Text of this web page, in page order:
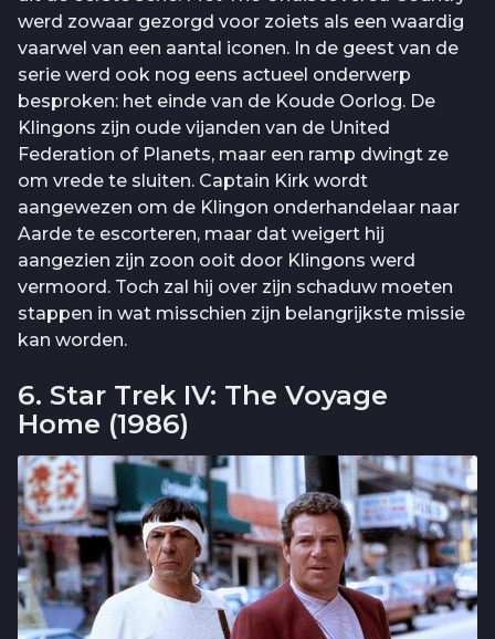
werd zowaar gezorgd voor zoiets als een waardig
vaarwel van een aantal iconen. In de geest van de
serie werd ook nog eens actueel onderwerp
besproken: het einde van de Koude Oorlog. De
Klingons zijn oude vijanden van de United
Federation of Planets, maar een ramp dwingt ze
om vrede te sluiten. Captain Kirk wordt
aangewezen om de Klingon onderhandelaar naar
Aarde te escorteren, maar dat weigert hij
aangezien zijn zoon ooit door Klingons werd
vermoord. Toch zal hij over zijn schaduw moeten
stappen in wat misschien zijn belangrijkste missie
kan worden.
6. Star Trek IV: The Voyage
Home (1986)